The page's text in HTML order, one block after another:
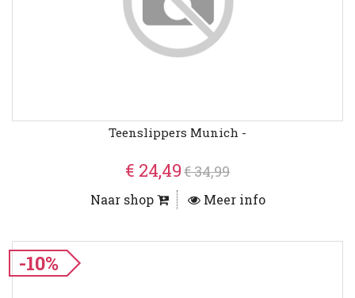
Teenslippers Munich -
€ 24,49€ 34,99
Naar shop Meer info
-10%